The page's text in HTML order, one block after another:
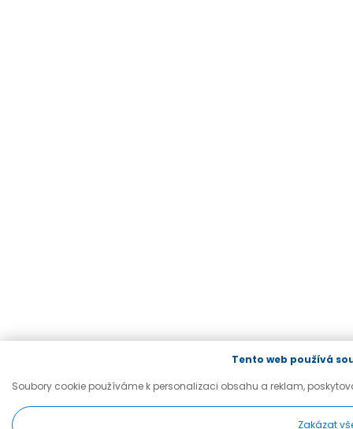
Tento web používá
Soubory cookie používáme k personalizaci obsahu a reklam,
Zakázat